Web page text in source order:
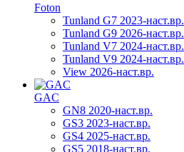
Foton
Tunland G7 2023-наст.вр.
Tunland G9 2026-наст.вр.
Tunland V7 2024-наст.вр.
Tunland V9 2024-наст.вр.
View 2026-наст.вр.
GAC
GN8 2020-наст.вр.
GS3 2023-наст.вр.
GS4 2025-наст.вр.
GS5 2018-наст.вр.